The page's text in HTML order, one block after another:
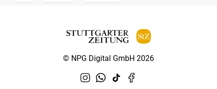
© NPG Digital GmbH 2026